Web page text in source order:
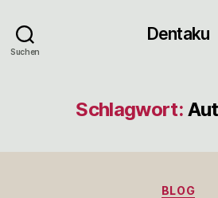
Suchen
Dentaku
Schlagwort:
BLOG